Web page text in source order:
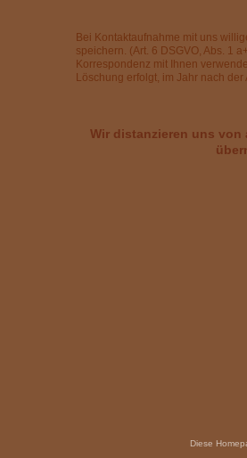
Bei Kontaktaufnahme mit uns
speichern. (Art. 6 DSGVO, Abs. 1
Korrespondenz mit Ihnen
Löschung erfolgt, im Jahr nach
Wir distanzieren uns
Diese